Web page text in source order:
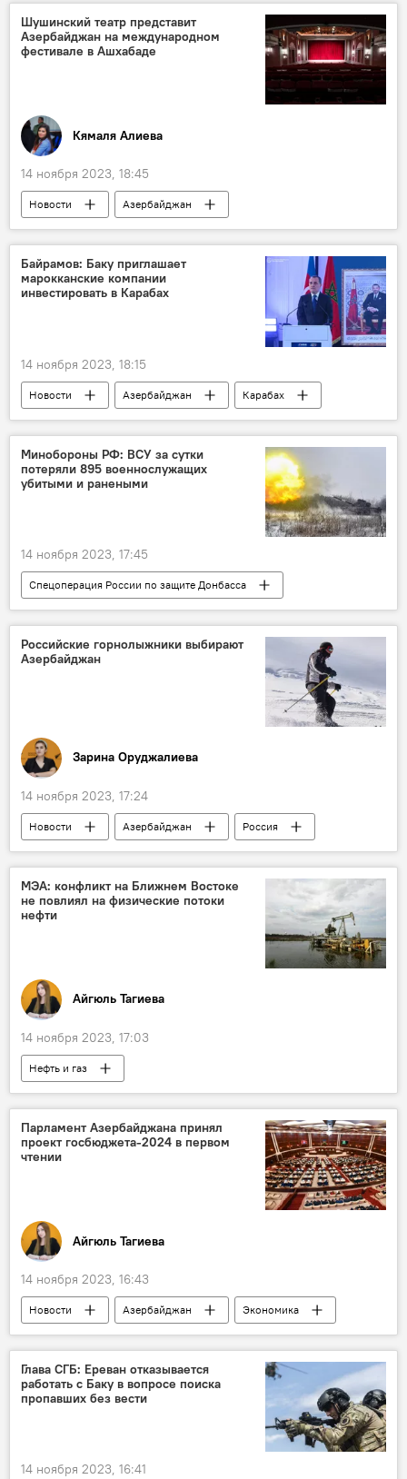
Вооружение
боевая авиация
ОАО "Рособоронэкспорт"
Шушинский театр представит
Азербайджан на международном
фестивале в Ашхабаде
Кямаля Алиева
14 ноября 2023, 18:45
Новости
Азербайджан
Туркменистан
Театр
Шуша
Спектакль
Министерство культуры АР
Байрамов: Баку приглашает
марокканские компании
инвестировать в Карабах
14 ноября 2023, 18:15
Новости Азербайджан
Карабах
Марокко
Джейхун Байрамов
Министерство иностранных дел АР
бизнес-форум
Инвестиции
Минобороны РФ: ВСУ за сутки
потеряли 895 военнослужащих
убитыми и ранеными
14 ноября 2023, 17:45
Спецоперация России по защите Донбасса
Россия
Украина СВО
ВСУ
Министерство обороны РФ
Вооружение
Бронетехника
Российские горнолыжники выбирают
Азербайджан
Зарина Оруджалиева
14 ноября 2023, 17:24
Новости Азербайджан
Россия
Общество
Туризм
Горнолыжный курорт
Шахдаг
МЭА: конфликт на Ближнем Востоке
не повлиял на физические потоки
нефти
Айгюль Тагиева
14 ноября 2023, 17:03
Нефть и газ
Международное энергетическое агентство
Добыча нефти
Россия
Китай
палестино-израильский конфликт
Парламент Азербайджана принял
проект госбюджета-2024 в первом
чтении
Айгюль Тагиева
14 ноября 2023, 16:43
Новости Азербайджан
Экономика
государственный бюджет
Милли Меджлис
Доходы
Расходы
Глава СГБ: Ереван отказывается
работать с Баку в вопросе поиска
пропавших без вести
14 ноября 2023, 16:41